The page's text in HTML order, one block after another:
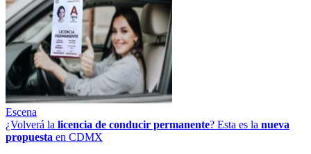
Escena
¿Volverá la licencia de conducir permanente? Esta es la nueva
propuesta en CDMX